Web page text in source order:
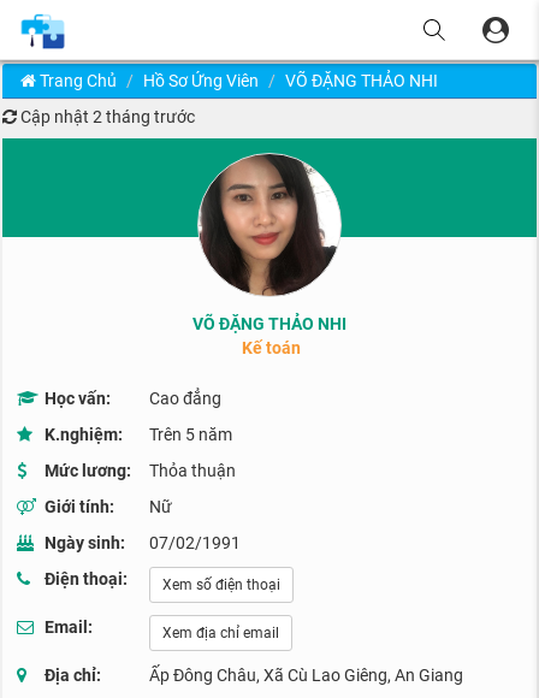
Trang Chủ Hồ Sơ Ứng Viên
VÕ ĐẶNG THẢO NHI
Cập nhật 2 tháng trước
VÕ ĐẶNG THẢO NHI
Kế toán
Học vấn:
Cao đẳng
K.nghiệm:
Trên 5 năm
Mức lương:
Thỏa thuận
Giới tính:
Nữ
Ngày sinh:
07/02/1991
Điện thoại:
Xem số điện thoại
Email: Xem địa chỉ email
Địa chỉ: Ấp Đông Châu, Xã Cù Lao Giêng, An Giang